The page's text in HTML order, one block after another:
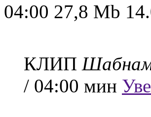
04:00 27,8 Mb
КЛИП
/ 04:00 мин